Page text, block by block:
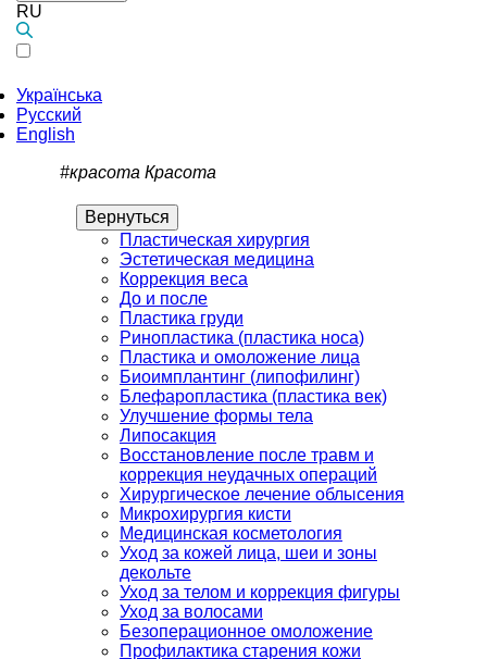
RU
Українська
Русский
English
#красота Красота
Вернуться
Пластическая хирургия
Эстетическая медицина
Коррекция веса
До и после
Пластика груди
Ринопластика (пластика носа)
Пластика и омоложение лица
Биоимплантинг (липофилинг)
Блефаропластика (пластика век)
Улучшение формы тела
Липосакция
Восстановление после травм и
коррекция неудачных операций
Хирургическое лечение облысения
Микрохирургия кисти
Медицинская косметология
Уход за кожей лица, шеи и зоны
декольте
Уход за телом и коррекция фигуры
Уход за волосами
Безоперационное омоложение
Профилактика старения кожи